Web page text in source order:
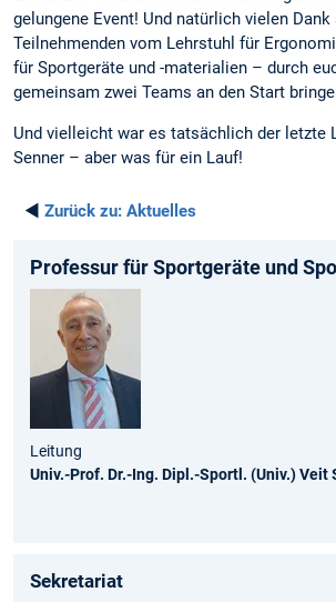
gelungene Event! Und natürlich vielen Dank
Teilnehmenden vom Lehrstuhl für
für Sportgeräte und -materialien – durch
gemeinsam zwei Teams an den Start
Und vielleicht war es tatsächlich der letzte
Senner – aber was für ein Lauf!
◄ Zurück zu: Aktuelles
Professur für Sportgeräte und
Leitung
Univ.-Prof. Dr.-Ing. Dipl.-Sportl. (Univ.) Veit
Sekretariat